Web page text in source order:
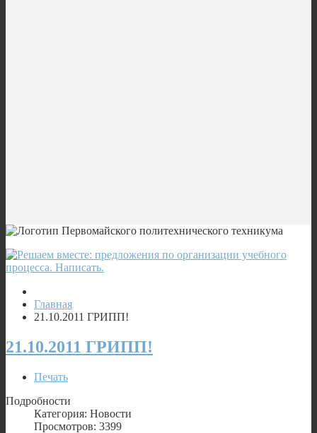
Главная
21.10.2011 ГРИПП!
21.10.2011 ГРИПП!
Печать
Подробности
Категория: Новости
Просмотров: 3399